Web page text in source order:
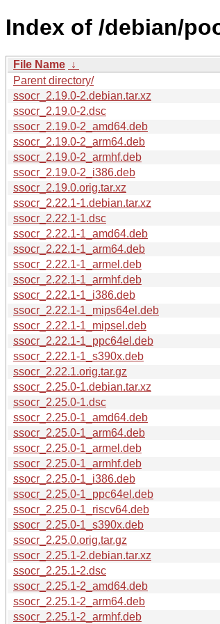
Index of /debian/
File Name ↓
Parent directory/
ssocr_2.19.0-2.debian.tar.xz
ssocr_2.19.0-2.dsc
ssocr_2.19.0-2_amd64.deb
ssocr_2.19.0-2_arm64.deb
ssocr_2.19.0-2_armhf.deb
ssocr_2.19.0-2_i386.deb
ssocr_2.19.0.orig.tar.xz
ssocr_2.22.1-1.debian.tar.xz
ssocr_2.22.1-1.dsc
ssocr_2.22.1-1_amd64.deb
ssocr_2.22.1-1_arm64.deb
ssocr_2.22.1-1_armel.deb
ssocr_2.22.1-1_armhf.deb
ssocr_2.22.1-1_i386.deb
ssocr_2.22.1-1_mips64el.deb
ssocr_2.22.1-1_mipsel.deb
ssocr_2.22.1-1_ppc64el.deb
ssocr_2.22.1-1_s390x.deb
ssocr_2.22.1.orig.tar.gz
ssocr_2.25.0-1.debian.tar.xz
ssocr_2.25.0-1.dsc
ssocr_2.25.0-1_amd64.deb
ssocr_2.25.0-1_arm64.deb
ssocr_2.25.0-1_armel.deb
ssocr_2.25.0-1_armhf.deb
ssocr_2.25.0-1_i386.deb
ssocr_2.25.0-1_ppc64el.deb
ssocr_2.25.0-1_riscv64.deb
ssocr_2.25.0-1_s390x.deb
ssocr_2.25.0.orig.tar.gz
ssocr_2.25.1-2.debian.tar.xz
ssocr_2.25.1-2.dsc
ssocr_2.25.1-2_amd64.deb
ssocr_2.25.1-2_arm64.deb
ssocr_2.25.1-2_armhf.deb